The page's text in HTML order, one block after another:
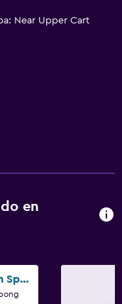
Near Upper Cart
en
Mayfair Himalayan Spa Resort